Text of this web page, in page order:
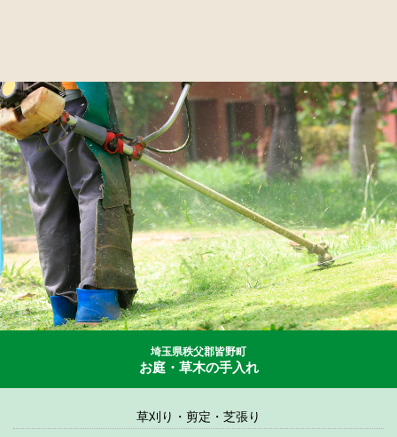
埼玉県秩父郡皆野町
お庭・草木の手入れ
草刈り・剪定・芝張り